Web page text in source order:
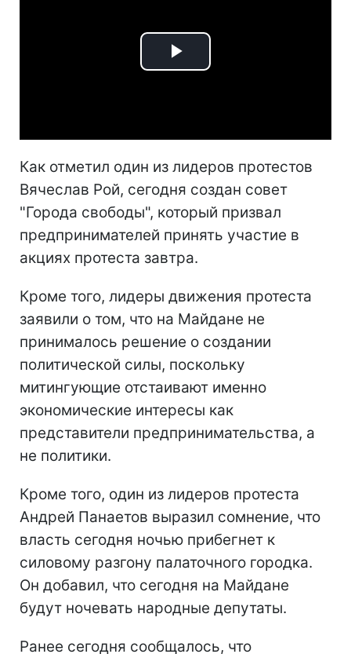
Play
Как отметил один из лидеров протестов
Вячеслав Рой, сегодня создан совет
"Города свободы", который призвал
предпринимателей принять участие в
акциях протеста завтра.
Кроме того, лидеры движения протеста
заявили о том, что на Майдане не
принималось решение о создании
политической силы, поскольку
митингующие отстаивают именно
экономические интересы как
представители предпринимательства, а
не политики.
Кроме того, один из лидеров протеста
Андрей Панаетов выразил сомнение, что
власть сегодня ночью прибегнет к
силовому разгону палаточного городка.
Он добавил, что сегодня на Майдане
будут ночевать народные депутаты.
Ранее сегодня сообщалось, что